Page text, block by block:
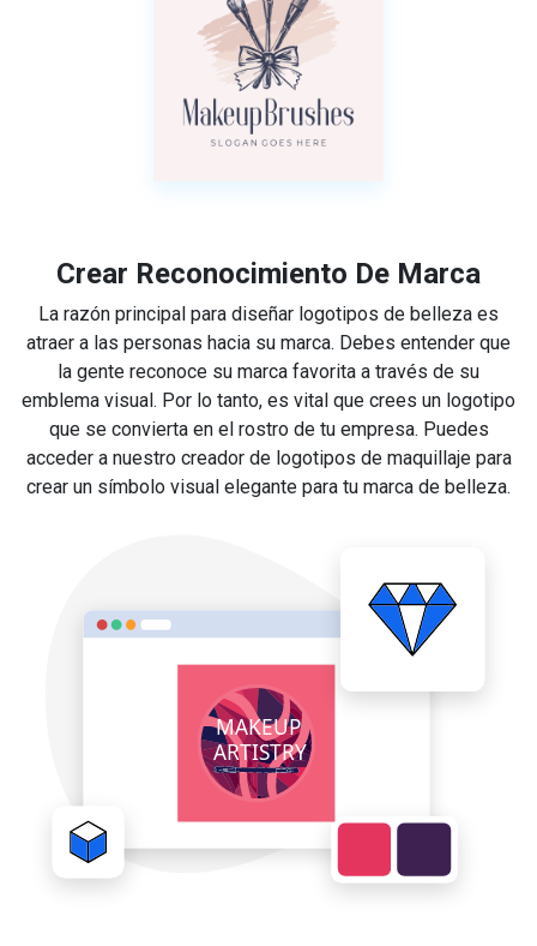
Crear Reconocimiento De Marca
La razón principal para diseñar logotipos de belleza es
atraer a las personas hacia su marca. Debes entender que
la gente reconoce su marca favorita a través de su
emblema visual. Por lo tanto, es vital que crees un logotipo
que se convierta en el rostro de tu empresa. Puedes
acceder a nuestro creador de logotipos de maquillaje para
crear un símbolo visual elegante para tu marca de belleza.